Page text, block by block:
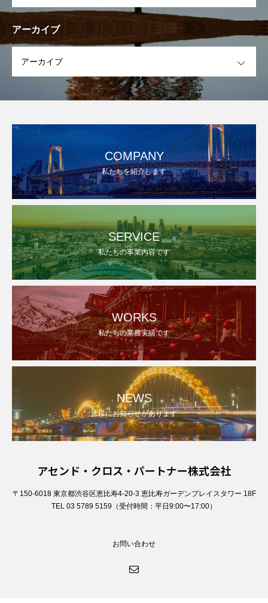
アーカイブ
COMPANY
私たちを紹介します
SERVICE
私たちの事業内容です
WORKS
私たちの業務実績です
NEWS
皆様にお知らせがあります
アセンド・クロス・パートナー株式会社
〒150-6018 東京都渋谷区恵比寿4-20-3 恵比寿ガーデンプレイスタワー 18F
TEL 03 5789 5159（受付時間：平日9:00〜17:00）
お問い合わせ